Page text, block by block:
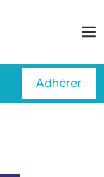
Adhérer